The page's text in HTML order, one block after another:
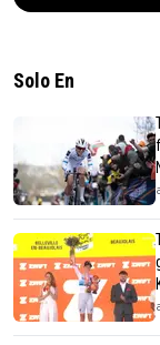
Solo En